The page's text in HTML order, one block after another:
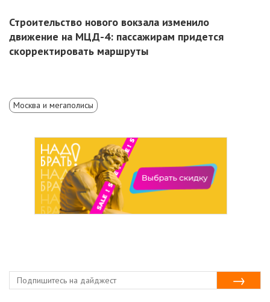
Строительство нового вокзала изменило
движение на МЦД-4: пассажирам придется
скорректировать маршруты
Москва и мегаполисы